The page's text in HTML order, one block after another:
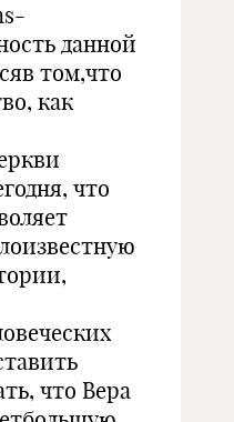
данной
том,что
как
что
что Вера